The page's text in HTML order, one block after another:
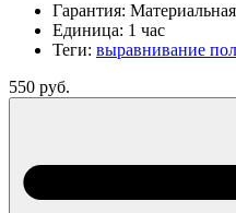
Гарантия:
Единица: 1 час
Теги: выравнивание
550 руб.